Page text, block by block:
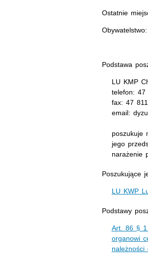
Ostatnie
Obywatelstwo:
Podstawa
LU KMP
telefon:
fax: 47
email:
poszukuje
jego
narażenie
Poszukujące
LU KWP
Podstawy
Art. 86 § 1
organowi
należności